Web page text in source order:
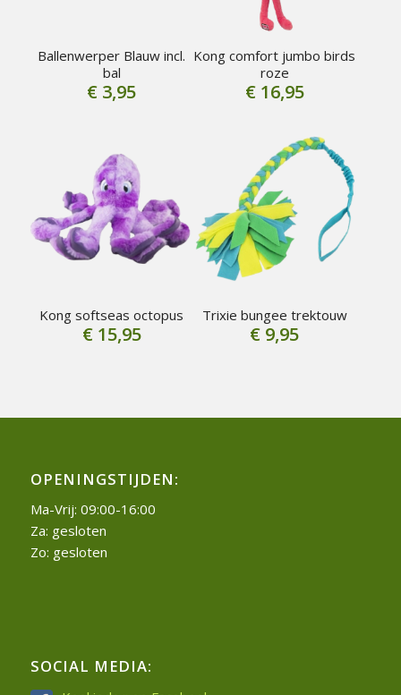
Ballenwerper Blauw incl.
bal
€ 3,95
Kong comfort jumbo birds
roze
€16,95
Kong softseas octopus
€15,95
Trixie bungee trektouw
€ 9,95
OPENINGSTIJDEN:
Ma-Vrij: 09:00-16:00
Za: gesloten
Zo: gesloten
SOCIAL MEDIA: